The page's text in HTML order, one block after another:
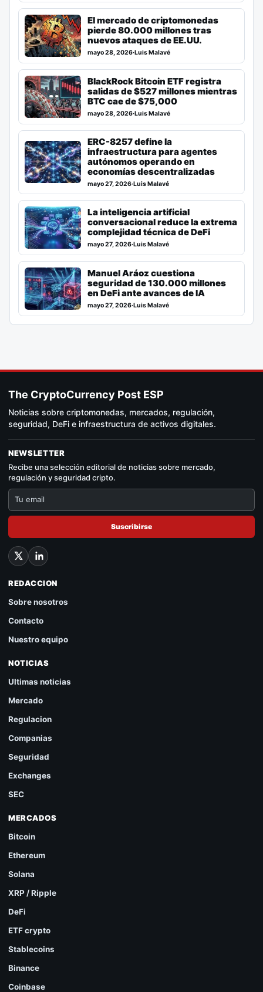
El mercado de criptomonedas
pierde 80.000 millones tras
nuevos ataques de EE.UU.
mayo 28, 2026·Luis Malavé
BlackRock Bitcoin ETF registra
salidas de $527 millones mientras
BTC cae de $75,000
mayo 28, 2026·Luis Malavé
ERC-8257 define la
infraestructura para agentes
autónomos operando en
economías descentralizadas
mayo 27, 2026·Luis Malavé
La inteligencia artificial
conversacional reduce la extrema
complejidad técnica de DeFi
mayo 27, 2026·Luis Malavé
Manuel Aráoz cuestiona
seguridad de 130.000 millones
en DeFi ante avances de IA
mayo 27, 2026·Luis Malavé
The CryptoCurrency Post ESP
Noticias sobre criptomonedas, mercados, regulación,
seguridad, DeFi e infraestructura de activos digitales.
NEWSLETTER
Recibe una selección editorial de noticias sobre mercado,
regulación y seguridad cripto.
Suscribirse
REDACCION
Sobre nosotros
Contacto
Nuestro equipo
NOTICIAS
Ultimas noticias
Mercado
Regulacion
Companias
Seguridad
Exchanges
SEC
MERCADOS
Bitcoin
Ethereum
Solana
XRP / Ripple
DeFi
ETF crypto
Stablecoins
Binance
Coinbase